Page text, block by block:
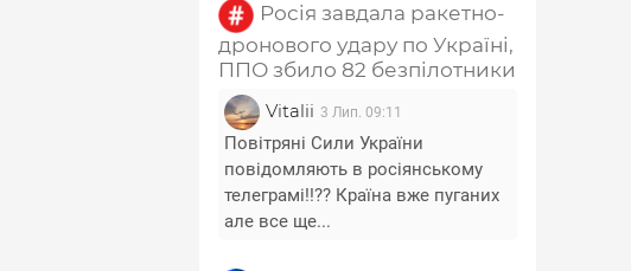
Росія завдала ракетно-
дронового удару по Україні,
ППО збило 82 безпілотники
Vitalii 3 Лип. 09:11
Повітряні Сили України
повідомляють в росіянському
телеграмі!!?? Країна вже пуганих
але все ще...